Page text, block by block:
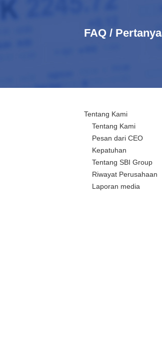
FAQ /
Tentang Kami
Tentang Kami
Pesan dari CEO
Kepatuhan
Tentang SBI Group
Riwayat Perusahaan
Laporan media